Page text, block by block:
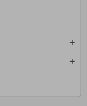
add
add